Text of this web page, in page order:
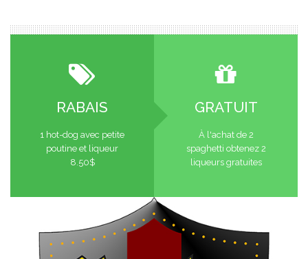
RABAIS
1 hot-dog avec petite
poutine et liqueur
8.50$
GRATUIT
À l'achat de 2
spaghetti obtenez 2
liqueurs gratuites